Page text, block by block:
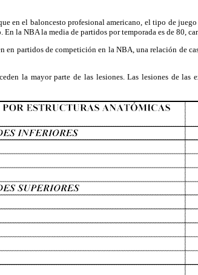
en el baloncesto profesional americano, el tipo de
la NBA la media de partidos por temporada es de 80,
partidos de competición en la NBA, una relación de
la mayor parte de las lesiones. Las lesiones de